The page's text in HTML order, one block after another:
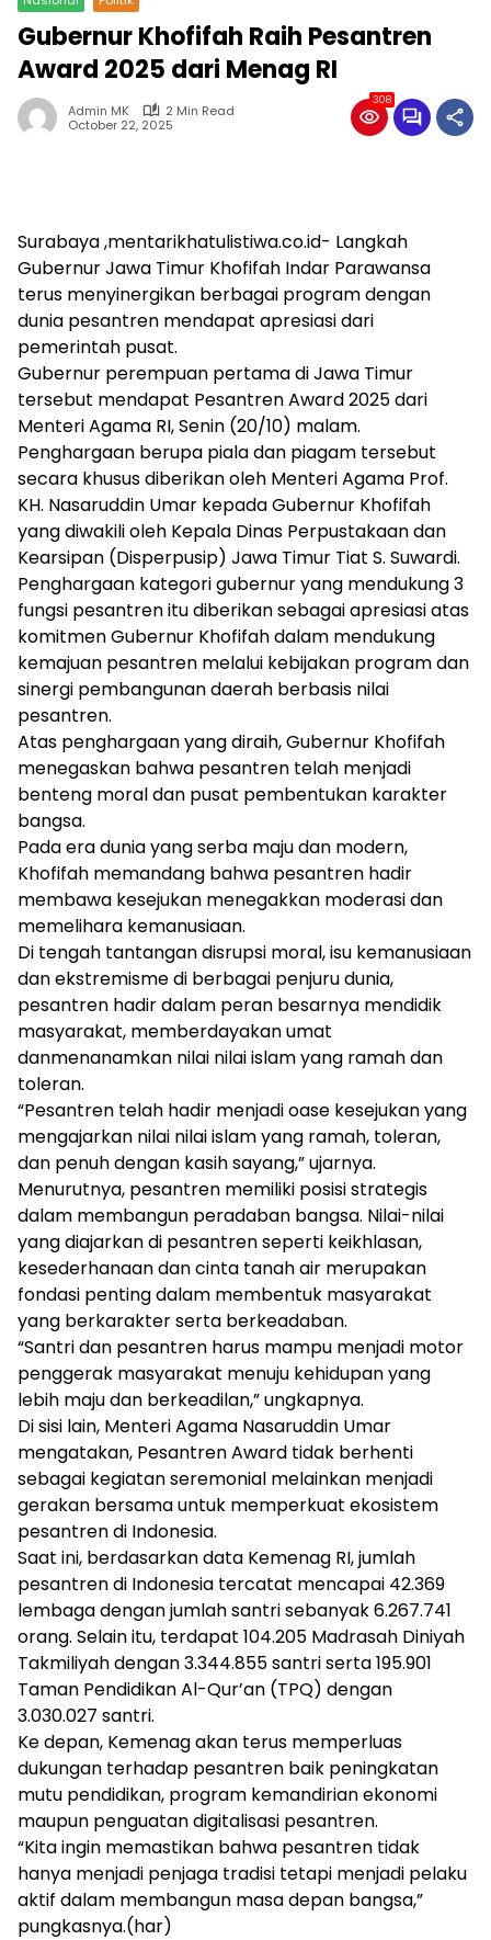
Gubernur Khofifah Raih Pesantren
Award 2025 dari Menag RI
Admin MK
2 Min Read
October 22, 2025
308
Surabaya ,mentarikhatulistiwa.co.id- Langkah
Gubernur Jawa Timur Khofifah Indar Parawansa
terus menyinergikan berbagai program dengan
dunia pesantren mendapat apresiasi dari
pemerintah pusat.
Gubernur perempuan pertama di Jawa Timur
tersebut mendapat Pesantren Award 2025 dari
Menteri Agama RI, Senin (20/10) malam.
Penghargaan berupa piala dan piagam tersebut
secara khusus diberikan oleh Menteri Agama Prof.
KH. Nasaruddin Umar kepada Gubernur Khofifah
yang diwakili oleh Kepala Dinas Perpustakaan dan
Kearsipan (Disperpusip) Jawa Timur Tiat S. Suwardi.
Penghargaan kategori gubernur yang mendukung 3
fungsi pesantren itu diberikan sebagai apresiasi atas
komitmen Gubernur Khofifah dalam mendukung
kemajuan pesantren melalui kebijakan program dan
sinergi pembangunan daerah berbasis nilai
pesantren.
Atas penghargaan yang diraih, Gubernur Khofifah
menegaskan bahwa pesantren telah menjadi
benteng moral dan pusat pembentukan karakter
bangsa.
Pada era dunia yang serba maju dan modern,
Khofifah memandang bahwa pesantren hadir
membawa kesejukan menegakkan moderasi dan
memelihara kemanusiaan.
Di tengah tantangan disrupsi moral, isu kemanusiaan
dan ekstremisme di berbagai penjuru dunia,
pesantren hadir dalam peran besarnya mendidik
masyarakat, memberdayakan umat
danmenanamkan nilai nilai islam yang ramah dan
toleran.
“Pesantren telah hadir menjadi oase kesejukan yang
mengajarkan nilai nilai islam yang ramah, toleran,
dan penuh dengan kasih sayang,” ujarnya.
Menurutnya, pesantren memiliki posisi strategis
dalam membangun peradaban bangsa. Nilai-nilai
yang diajarkan di pesantren seperti keikhlasan,
kesederhanaan dan cinta tanah air merupakan
fondasi penting dalam membentuk masyarakat
yang berkarakter serta berkeadaban.
“Santri dan pesantren harus mampu menjadi motor
penggerak masyarakat menuju kehidupan yang
lebih maju dan berkeadilan,” ungkapnya.
Di sisi lain, Menteri Agama Nasaruddin Umar
mengatakan, Pesantren Award tidak berhenti
sebagai kegiatan seremonial melainkan menjadi
gerakan bersama untuk memperkuat ekosistem
pesantren di Indonesia.
Saat ini, berdasarkan data Kemenag RI, jumlah
pesantren di Indonesia tercatat mencapai 42.369
lembaga dengan jumlah santri sebanyak 6.267.741
orang. Selain itu, terdapat 104.205 Madrasah Diniyah
Takmiliyah dengan 3.344.855 santri serta 195.901
Taman Pendidikan Al-Qur’an (TPQ) dengan
3.030.027 santri.
Ke depan, Kemenag akan terus memperluas
dukungan terhadap pesantren baik peningkatan
mutu pendidikan, program kemandirian ekonomi
maupun penguatan digitalisasi pesantren.
“Kita ingin memastikan bahwa pesantren tidak
hanya menjadi penjaga tradisi tetapi menjadi pelaku
aktif dalam membangun masa depan bangsa,”
pungkasnya.(har)